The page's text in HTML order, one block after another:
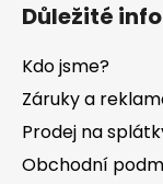
Důležité
Kdo jsme?
Záruky a
Prodej na
Obchodní